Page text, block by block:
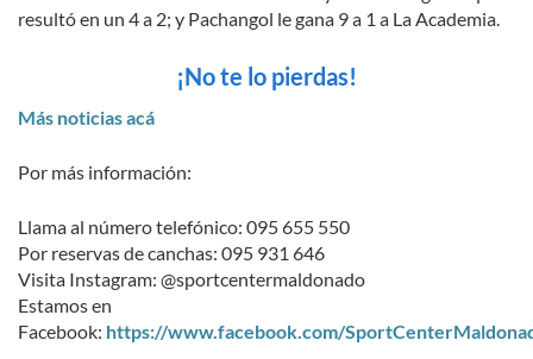
resultó en un 4 a 2; y Pachangol le gana 9 a 1 a La Academia.
¡No te lo pierdas!
Más noticias acá
Por más información:
Llama al número telefónico: 095 655 550
Por reservas de canchas: 095 931 646
Visita Instagram: @sportcentermaldonado
Estamos en
Facebook: https://www.facebook.com/